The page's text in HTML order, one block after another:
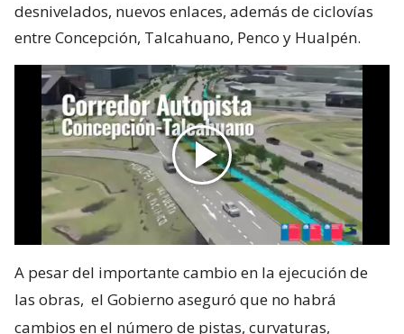
desnivelados, nuevos enlaces, además de ciclovías
entre Concepción, Talcahuano, Penco y Hualpén.
A pesar del importante cambio en la ejecución de
las obras, el Gobierno aseguró que no habrá
cambios en el número de pistas, curvaturas,